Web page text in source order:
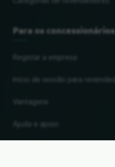
Para os concessionários
Registar a empresa
Vantagens
Ajuda e apoio